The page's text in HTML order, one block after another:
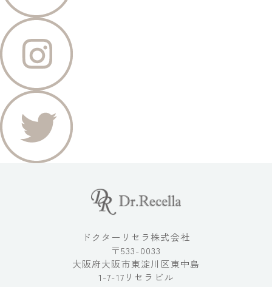
ドクターリセラ株式会社
〒533-0033
大阪府大阪市東淀川区東中島
1-7-17リセラビル